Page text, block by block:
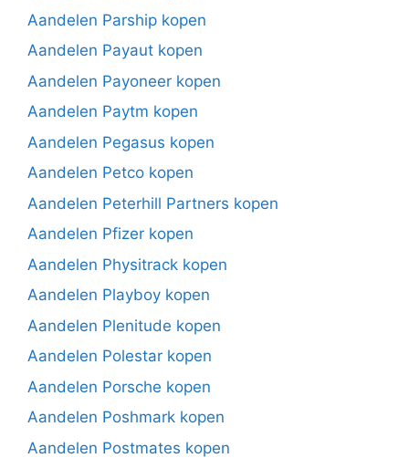
Aandelen Parship kopen
Aandelen Payaut kopen
Aandelen Payoneer kopen
Aandelen Paytm kopen
Aandelen Pegasus kopen
Aandelen Petco kopen
Aandelen Peterhill Partners kopen
Aandelen Pfizer kopen
Aandelen Physitrack kopen
Aandelen Playboy kopen
Aandelen Plenitude kopen
Aandelen Polestar kopen
Aandelen Porsche kopen
Aandelen Poshmark kopen
Aandelen Postmates kopen